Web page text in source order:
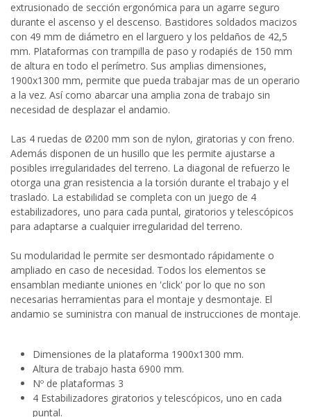
extrusionado de sección ergonómica para un agarre seguro
durante el ascenso y el descenso. Bastidores soldados macizos
con 49 mm de diámetro en el larguero y los peldaños de 42,5
mm. Plataformas con trampilla de paso y rodapiés de 150 mm
de altura en todo el perímetro. Sus amplias dimensiones,
1900x1300 mm, permite que pueda trabajar mas de un operario
a la vez. Así como abarcar una amplia zona de trabajo sin
necesidad de desplazar el andamio.
Las 4 ruedas de Ø200 mm son de nylon, giratorias y con freno.
Además disponen de un husillo que les permite ajustarse a
posibles irregularidades del terreno. La diagonal de refuerzo le
otorga una gran resistencia a la torsión durante el trabajo y el
traslado. La estabilidad se completa con un juego de 4
estabilizadores, uno para cada puntal, giratorios y telescópicos
para adaptarse a cualquier irregularidad del terreno.
Su modularidad le permite ser desmontado rápidamente o
ampliado en caso de necesidad. Todos los elementos se
ensamblan mediante uniones en 'click' por lo que no son
necesarias herramientas para el montaje y desmontaje. El
andamio se suministra con manual de instrucciones de montaje.
Dimensiones de la plataforma 1900x1300 mm.
Altura de trabajo hasta 6900 mm.
Nº de plataformas 3
4 Estabilizadores giratorios y telescópicos, uno en cada
puntal.